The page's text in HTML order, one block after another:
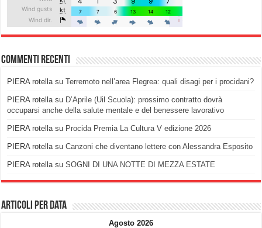
Commenti recenti
PIERA rotella suTerremoto nell’area Flegrea: quali disagi per i procidani?
PIERA rotella su D’Aprile (Uil Scuola): prossimo contratto dovrà
occuparsi anche della salute mentale e del benessere lavorativo
PIERA rotella su Procida Premia La Cultura V edizione 2026
PIERA rotella suCanzoni che diventano lettere con Alessandra Esposito
PIERA rotella suSOGNI DI UNA NOTTE DI MEZZA ESTATE
Articoli per data
Agosto 2026